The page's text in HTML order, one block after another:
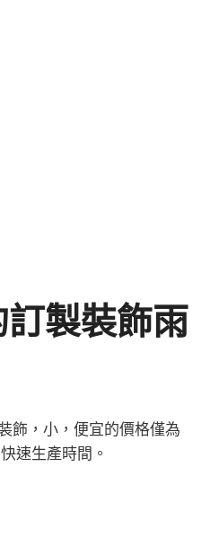
製裝飾雨
飾，小，便宜的價格僅為
速生產時間。